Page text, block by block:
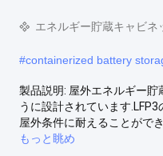
エネルギー貯蔵キャビネ
#containerized battery
製品説明: 屋外エネルギー
うに設計されています
屋外条件に耐えることがで
もっと眺め